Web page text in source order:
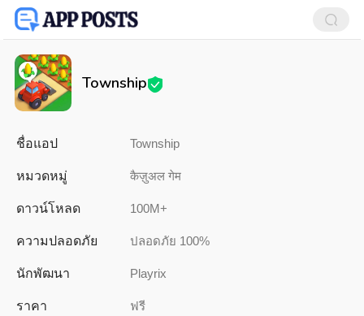
Township
ชื่อแอป Township
หมวดหมู่ कैज़ुअल गेम
ดาวน์โหลด 100M+
ความปลอดภัย ปลอดภัย 100%
นักพัฒนา Playrix
ราคา ฟรี